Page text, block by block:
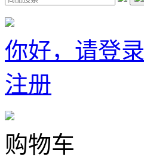
你好，请登录
注册
购物车